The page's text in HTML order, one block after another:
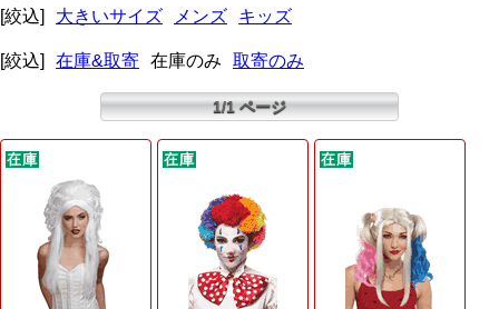
[絞込]
大きいサイズ メンズ キッズ
[絞込] 在庫&取寄 在庫のみ 取寄のみ
1/1 ページ